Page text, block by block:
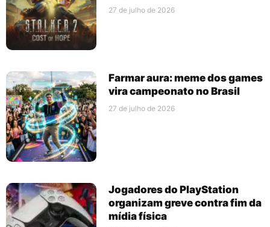
27 de julho de 2026
Farmar aura: meme dos games
vira campeonato no Brasil
27 de julho de 2026
Jogadores do PlayStation
organizam greve contra fim da
mídia física